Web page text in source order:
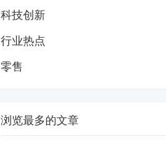
科技创新
行业热点
零售
浏览最多的文章